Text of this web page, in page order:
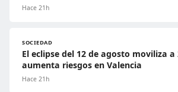
Hace 21h
SOCIEDAD
El eclipse del 12 de agosto moviliza a
aumenta riesgos en Valencia
Hace 21h